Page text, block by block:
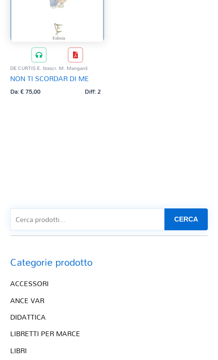
DE CURTIS E. (trascr. M. Mangani)
NON TI SCORDAR DI ME
Da:€75,00 Diff: 2
CERCA
Categorie prodotto
ACCESSORI
ANCE VAR
DIDATTICA
LIBRETTI PER MARCE
LIBRI